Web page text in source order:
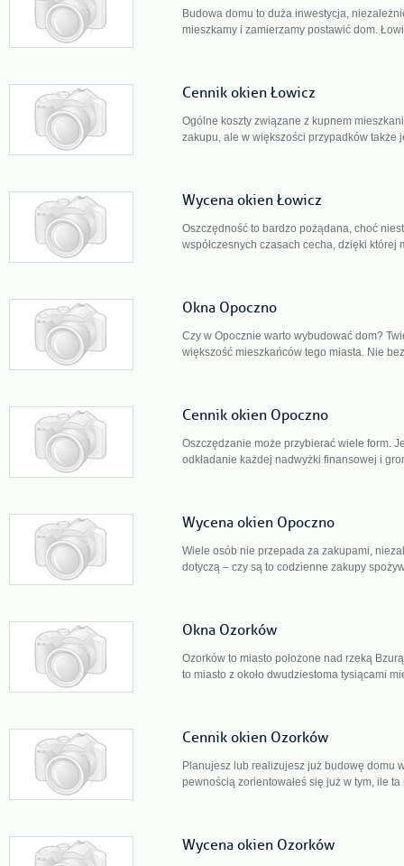
Budowa domu to duża inwestycja,
mieszkamy i zamierzamy postawić dom.
Cennik okien Łowicz
Ogólne koszty związane z kupnem
zakupu, ale w większości przypadków także
Wycena okien Łowicz
Oszczędność to bardzo pożądana, choć
współczesnych czasach cecha, dzięki której
Okna Opoczno
Czy w Opocznie warto wybudować dom?
większość mieszkańców tego miasta. Nie
Cennik okien Opoczno
Oszczędzanie może przybierać wiele form.
odkładanie każdej nadwyżki finansowej i
Wycena okien Opoczno
Wiele osób nie przepada za zakupami,
dotyczą – czy są to codzienne zakupy
Okna Ozorków
Ozorków to miasto położone nad rzeką
to miasto z około dwudziestoma tysiącami
Cennik okien Ozorków
Planujesz lub realizujesz już budowę domu
pewnością zorientowałeś się już w tym, ile ta
Wycena okien Ozorków